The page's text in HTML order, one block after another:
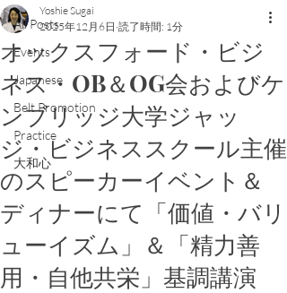
All Posts
Events
Japanese
Belt Promotion
Practice
大和心
オックスフォード・ビジ
ネス・OB＆OG会およびケ
ンブリッジ大学ジャッ
ジ・ビジネススクール主催
のスピーカーイベント＆
ディナーにて「価値・バリ
ューイズム」＆「精力善
用・自他共栄」基調講演
Yoshie Sugai
2025年12月6日 読了時間: 1分